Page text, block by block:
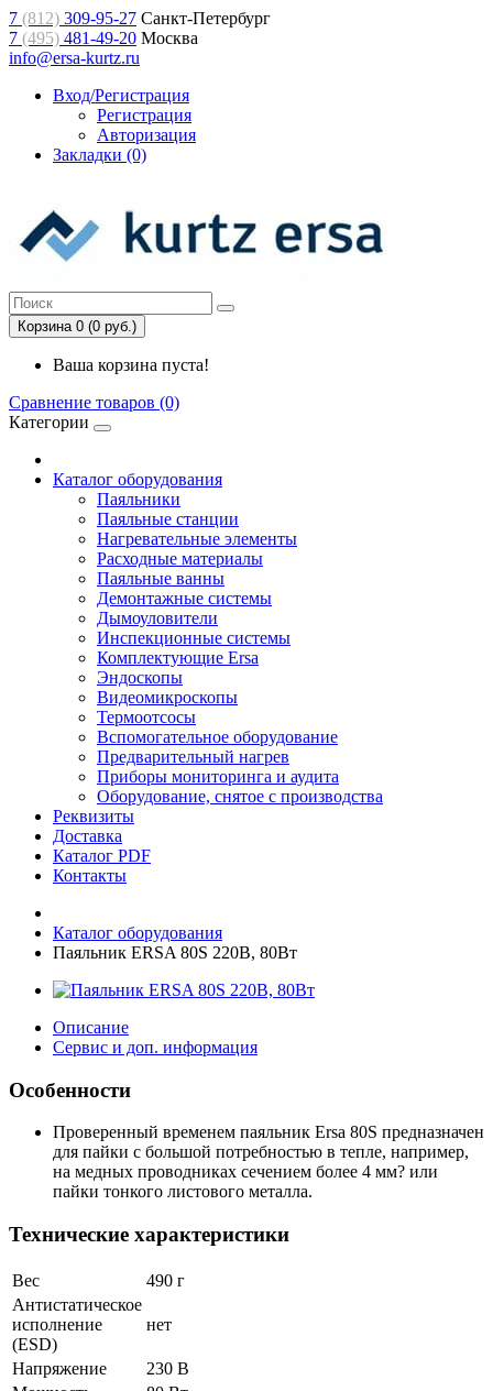
7 (812) 309-95-27 Санкт-Петербург
7 (495) 481-49-20 Москва
info@ersa-kurtz.ru
Вход/Регистрация
Регистрация
Авторизация
Закладки (0)
Корзина 0 (0 руб.)
Ваша корзина пуста!
Сравнение товаров (0)
Категории
Каталог оборудования
Паяльники
Паяльные станции
Нагревательные элементы
Расходные материалы
Паяльные ванны
Демонтажные системы
Дымоуловители
Инспекционные системы
Комплектующие Ersa
Эндоскопы
Видеомикроскопы
Термоотсосы
Вспомогательное оборудование
Предварительный нагрев
Приборы мониторинга и аудита
Оборудование, снятое с производства
Реквизиты
Доставка
Каталог PDF
Контакты
Каталог оборудования
Паяльник ERSA 80S 220В, 80Вт
Описание
Сервис и доп. информация
Особенности
Проверенный временем паяльник Ersa 80S предназначен
для пайки с большой потребностью в тепле, например,
на медных проводниках сечением более 4 мм? или
пайки тонкого листового металла.
Технические характеристики
Вес
490 г
Антистатическое
исполнение
(ESD)
нет
Напряжение
230 В